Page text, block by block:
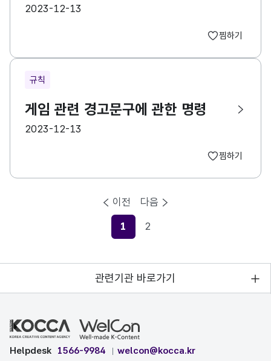
등록일
2023-12-13
찜하기
규칙
게임 관련 경고문구에 관한 명령
등록일
2023-12-13
찜하기
이전
현재페이지
1 2
다음
관련기관 바로가기
Helpdesk 1566-9984 welcon@kocca.kr